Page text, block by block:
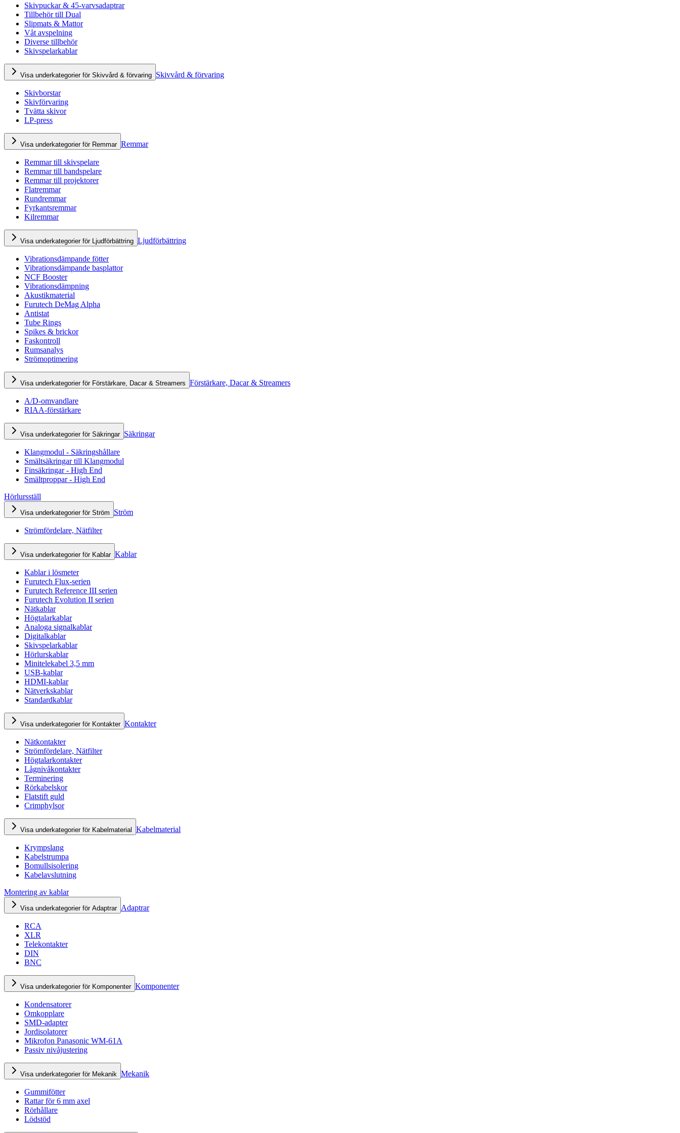
Skivpuckar & 45-varvsadaptrar
Tillbehör till Dual
Slipmats & Mattor
Våt avspelning
Diverse tillbehör
Skivspelarkablar
Visa underkategorier för Skivvård & förvaring Skivvård & förvaring
Skivborstar
Skivförvaring
Tvätta skivor
LP-press
Visa underkategorier för Remmar Remmar
Remmar till skivspelare
Remmar till bandspelare
Remmar till projektorer
Flatremmar
Rundremmar
Fyrkantsremmar
Kilremmar
Visa underkategorier för Ljudförbättring Ljudförbättring
Vibrationsdämpande fötter
Vibrationsdämpande basplattor
NCF Booster
Vibrationsdämpning
Akustikmaterial
Furutech DeMag Alpha
Antistat
Tube Rings
Spikes & brickor
Faskontroll
Rumsanalys
Strömoptimering
Visa underkategorier för Förstärkare, Dacar & Streamers Förstärkare, Dacar & Streamers
A/D-omvandlare
RIAA-förstärkare
Visa underkategorier för Säkringar Säkringar
Klangmodul - Säkringshållare
Smältsäkringar till Klangmodul
Finsäkringar - High End
Smältproppar - High End
Hörlursställ
Visa underkategorier för Ström Ström
Strömfördelare, Nätfilter
Visa underkategorier för Kablar Kablar
Kablar i lösmeter
Furutech Flux-serien
Furutech Reference III serien
Furutech Evolution II serien
Nätkablar
Högtalarkablar
Analoga signalkablar
Digitalkablar
Skivspelarkablar
Hörlurskablar
Minitelekabel 3,5 mm
USB-kablar
HDMI-kablar
Nätverkskablar
Standardkablar
Visa underkategorier för Kontakter Kontakter
Nätkontakter
Strömfördelare, Nätfilter
Högtalarkontakter
Lågnivåkontakter
Terminering
Rörkabelskor
Flatstift guld
Crimphylsor
Visa underkategorier för Kabelmaterial Kabelmaterial
Krympslang
Kabelstrumpa
Bomullsisolering
Kabelavslutning
Montering av kablar
Visa underkategorier för Adaptrar Adaptrar
RCA
XLR
Telekontakter
DIN
BNC
Visa underkategorier för Komponenter Komponenter
Kondensatorer
Omkopplare
SMD-adapter
Jordisolatorer
Mikrofon Panasonic WM-61A
Passiv nivåjustering
Visa underkategorier för Mekanik Mekanik
Gummifötter
Rattar för 6 mm axel
Rörhållare
Lödstöd